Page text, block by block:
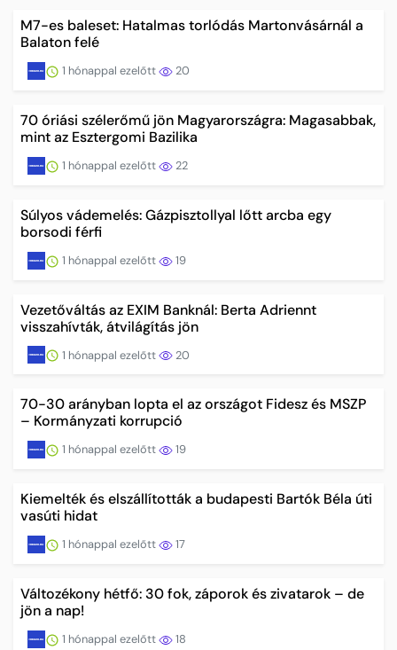
M7-es baleset: Hatalmas torlódás Martonvásárnál a
Balaton felé
1 hónappal ezelőtt 20
70 óriási szélerőmű jön Magyarországra: Magasabbak,
mint az Esztergomi Bazilika
1 hónappal ezelőtt 22
Súlyos vádemelés: Gázpisztollyal lőtt arcba egy
borsodi férfi
1 hónappal ezelőtt 19
Vezetőváltás az EXIM Banknál: Berta Adriennt
visszahívták, átvilágítás jön
1 hónappal ezelőtt 20
70-30 arányban lopta el az országot Fidesz és MSZP
– Kormányzati korrupció
1 hónappal ezelőtt 19
Kiemelték és elszállították a budapesti Bartók Béla úti
vasúti hidat
1 hónappal ezelőtt 17
Változékony hétfő: 30 fok, záporok és zivatarok – de
jön a nap!
1 hónappal ezelőtt 18